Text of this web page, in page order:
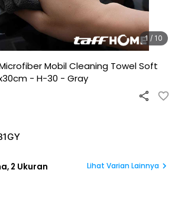
1 / 10
Mobil Cleaning Towel Soft
- H-30 - Gray
2 Ukuran Lihat Varian Lainnya